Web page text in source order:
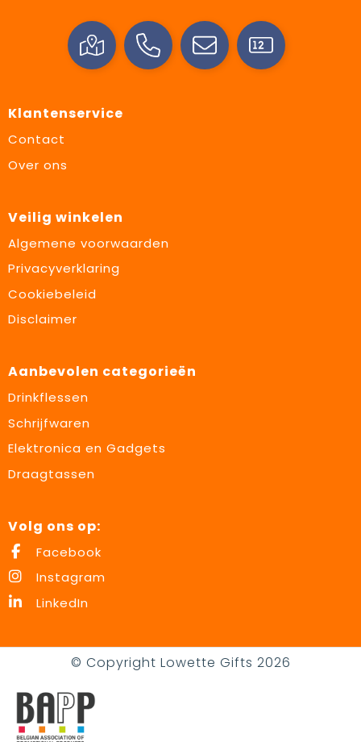
Klantenservice
Contact
Over ons
Veilig winkelen
Algemene voorwaarden
Privacyverklaring
Cookiebeleid
Disclaimer
Aanbevolen categorieën
Drinkflessen
Schrijfwaren
Elektronica en Gadgets
Draagtassen
Volg ons op:
Facebook
Instagram
LinkedIn
© Copyright Lowette Gifts 2026